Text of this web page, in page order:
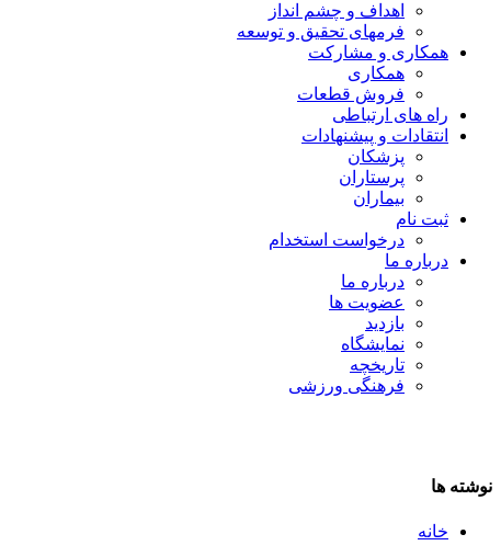
اهداف و چشم انداز
فرمهای تحقیق و توسعه
همکاری و مشارکت
همکاری
فروش قطعات
راه های ارتباطی
انتقادات و پيشنهادات
پزشكان
پرستاران
بيماران
ثبت نام
درخواست استخدام
درباره ما
درباره ما
عضویت ها
بازدید
نمایشگاه
تاريخچه
فرهنگی ورزشی
نوشته ها
خانه